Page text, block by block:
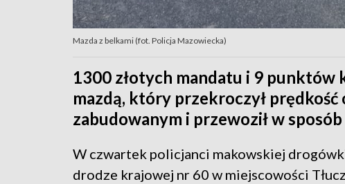
Mazda z belkami (fot. Policja Mazowiecka)
1300 złotych mandatu i 9 punktów
mazdą, który przekroczył prędkość
zabudowanym i przewoził w
W czwartek policjanci makowskiej
drodze krajowej nr 60 w miejscowości